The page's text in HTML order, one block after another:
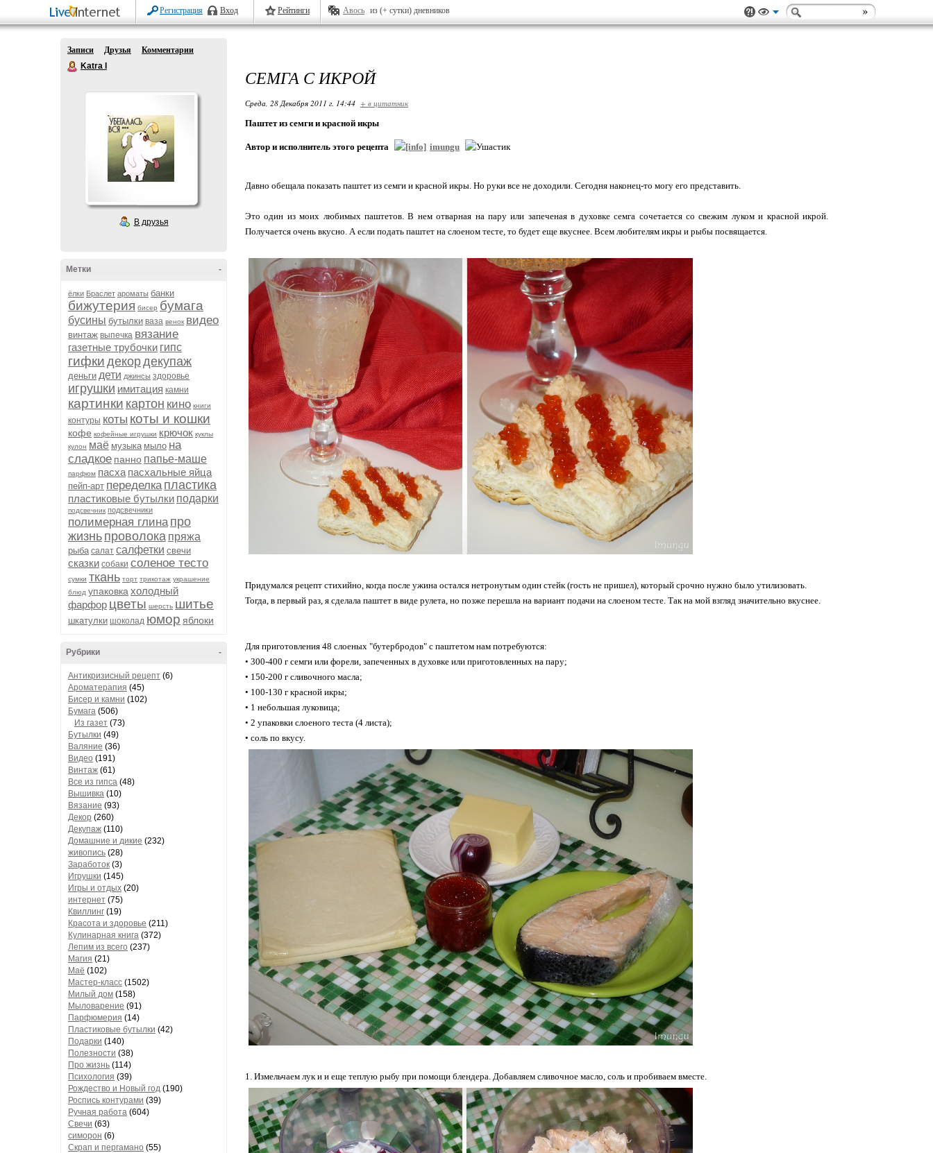
Регистрация Вход Рейтинги Авось из (+ сутки) дневников
Записи Друзья
Комментарии
Katra I
В друзья
-
Метки
ёлки Браслет ароматы банки
бижутерия бисер бумага
бусины бутылки ваза венок видео
винтаж выпечка вязание
газетные трубочки гипс
гифки декордекупаж
деньги дети джинсы здоровье
игрушки имитация камни
картинки картон кино книги
контуры коты коты и кошки
кофе кофейные игрушки крючок куклы
кулон маё музыка мыло на
сладкое панно папье-маше
парфюм пасха пасхальные яйца
пейп-арт переделка пластика
пластиковые бутылки подарки
подсвечник подсвечники
полимерная глина про
жизнь проволока пряжа
рыба салат салфетки свечи
сказки собаки соленое тесто
сумки ткань торт трикотаж украшение
блюд упаковка холодный
фарфор цветы шерсть шитье
шкатулки шоколад юмор яблоки
-
Рубрики
Антикризисный рецепт (6)
Ароматерапия (45)
Бисер и камни (102)
Бумага (506)
Из газет (73)
Бутылки (49)
Валяние (36)
Видео (191)
Винтаж (61)
Все из гипса (48)
Вышивка (10)
Вязание (93)
Декор (260)
Декупаж (110)
Домашние и дикие (232)
живопись (28)
Заработок (3)
Игрушки (145)
Игры и отдых (20)
интернет (75)
Квиллинг (19)
Красота и здоровье (211)
Кулинарная книга (372)
Лепим из всего (237)
Магия (21)
Маё (102)
Мастер-класс (1502)
Милый дом (158)
Мыловарение (91)
Парфюмерия (14)
Пластиковые бутылки (42)
Подарки (140)
Полезности (38)
Про жизнь (114)
Психология (39)
Рождество и Новый год (190)
Роспись контурами (39)
Ручная работа (604)
Свечи (63)
симорон (6)
Скрап и пергамано (55)
СЕМГА С ИКРОЙ
Среда, 28 Декабря 2011 г. 14:44 + в цитатник
Паштет из семги и красной икры
Автор и исполнитель этого рецепта imungu
Давно обещала показать паштет из семги и красной икры. Но руки все не доходили. Сегодня наконец-то могу его представить.
Это один из моих любимых паштетов. В нем отварная на пару или запеченая в духовке семга сочетается со свежим луком и красной икрой.
Получается очень вкусно. А если подать паштет на слоеном тесте, то будет еще вкуснее. Всем любителям икры и рыбы посвящается.
Придумался рецепт стихийно, когда после ужина остался нетронутым один стейк (гость не пришел), который срочно нужно было утилизовать.
Тогда, в первый раз, я сделала паштет в виде рулета, но позже перешла на вариант подачи на слоеном тесте. Так на мой взгляд значительно вкуснее.
Для приготовления 48 слоеных "бутербродов" с паштетом нам потребуются:
• 300-400 г семги или форели, запеченных в духовке или приготовленных на пару;
• 150-200 г сливочного масла;
• 100-130 г красной икры;
• 1 небольшая луковица;
• 2 упаковки слоеного теста (4 листа);
• соль по вкусу.
1. Измельчаем лук и и еще теплую рыбу при помощи блендера. Добавляем сливочное масло, соль и пробиваем вместе.